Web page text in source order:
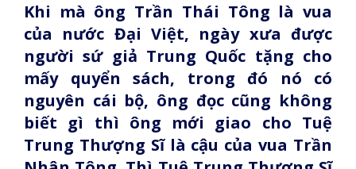
Khi mà ông Trần Thái Tông là vua
của nước Đại Việt, ngày xưa được
người sứ giả Trung Quốc tặng cho
mấy quyển sách, trong đó nó có
nguyên cái bộ, ông đọc cũng không
biết gì thì ông mới giao cho Tuệ
Trung Thượng Sĩ là cậu của vua Trần